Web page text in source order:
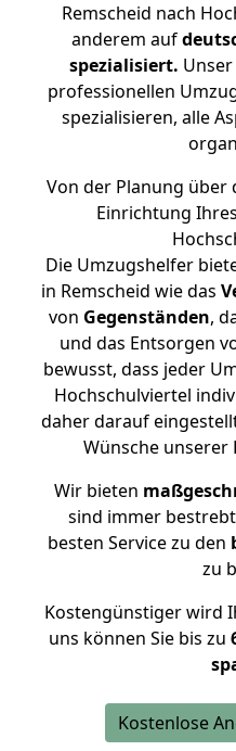
Remscheid nach
anderem auf
spezialisiert.
professionellen
spezialisieren, alle
Von der Planung über
Einrichtung
Die Umzugshelfer
in Remscheid wie das
von Gegenständen,
und das Entsorgen
bewusst, dass jeder
Hochschulviertel
daher darauf
Wünsche unserer
Wir bieten
sind immer
besten Service zu den
zu
Kostengünstiger wird
uns können Sie bis zu
Kostenlose